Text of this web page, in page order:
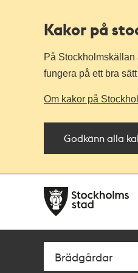
Kakor på
På Stockholmskällan
fungera på ett bra
Om kakor på
Godkänn alla
navigationen
huvudinnehållet
SökFritextsök